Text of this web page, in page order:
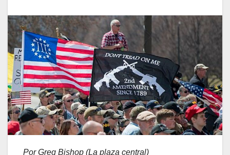
Por Greg Bishop (La plaza central)